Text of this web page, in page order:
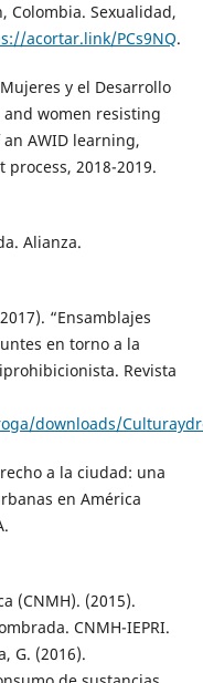
Colombia. Sexualidad,
acortar.link/PCs9NQ.
y el Desarrollo
and women resisting
AWID learning,
2018-2019.
Alianza.
“Ensamblajes
en torno a la
Revista
downloads/
a la ciudad: una
en América
(CNMH). (2015).
CNMH-IEPRI.
G. (2016).